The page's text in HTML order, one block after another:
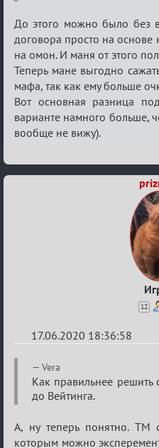
До этого можно было без
договора просто на
на омон. И маня от этого
Теперь мане выгодно
мафа, так как ему больше
Вот основная разница
варианте намного больше,
вообще не вижу).
12
17.06.2020 18:36:58
Re:
Семейный
кубок
Vera
Как правильнее решить
до Вейтинга.
А, ну теперь понятно.
которым можно